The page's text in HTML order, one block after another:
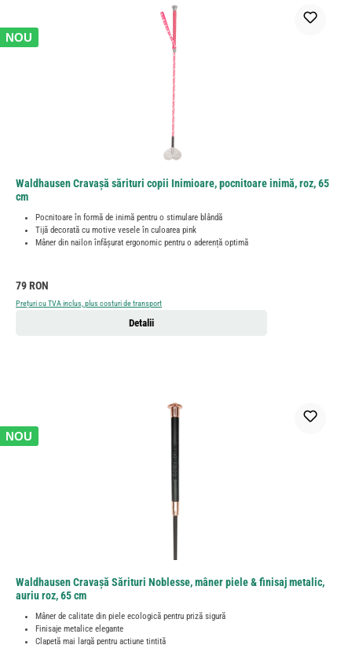
NOU
Waldhausen Cravașă sărituri copii Inimioare, pocnitoare inimă, roz, 65
cm
Pocnitoare în formă de inimă pentru o stimulare blândă
Tijă decorată cu motive vesele în culoarea pink
Mâner din nailon înfășurat ergonomic pentru o aderență optimă
Preț obișnuit:
79 RON
Prețuri cu TVA inclus, plus costuri de transport
Detalii
NOU
Waldhausen Cravașă Sărituri Noblesse, mâner piele & finisaj metalic,
auriu roz, 65 cm
Mâner de calitate din piele ecologică pentru priză sigură
Finisaje metalice elegante
Clapetă mai largă pentru acțiune țintită